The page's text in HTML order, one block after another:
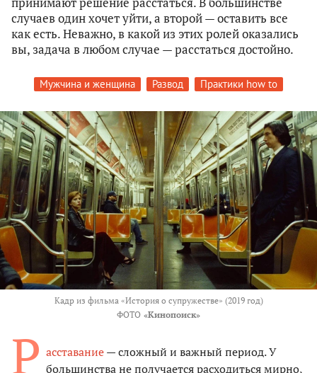
случаев один хочет уйти, а второй — оставить все
как есть. Неважно, в какой из этих ролей оказались
вы, задача в любом случае — расстаться достойно.
Мужчина и женщина Развод Практики how to
Кадр из фильма «История о супружестве» (2019 год)
ФОТО «Кинопоиск»
Р асставание— сложный и важный период. У
большинства не получается расходиться мирно,